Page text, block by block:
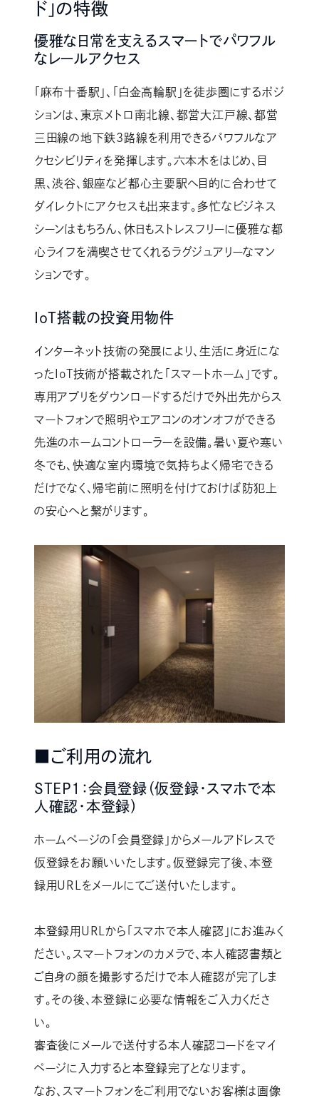
ド」の特徴
優雅な日常を支えるスマートでパワフル
なレールアクセス
「麻布十番駅」、「白金高輪駅」を徒歩圏にするポジ
ションは、東京メトロ南北線、都営大江戸線、都営
三田線の地下鉄3路線を利用できるパワフルなア
クセシビリティを発揮します。六本木をはじめ、目
黒、渋谷、銀座など都心主要駅へ目的に合わせて
ダイレクトにアクセスも出来ます。多忙なビジネス
シーンはもちろん、休日もストレスフリーに優雅な都
心ライフを満喫させてくれるラグジュアリーなマン
ションです。
IoT搭載の投資用物件
インターネット技術の発展により、生活に身近にな
ったIoT技術が搭載された「スマートホーム」です。
専用アプリをダウンロードするだけで外出先からス
マートフォンで照明やエアコンのオンオフができる
先進のホームコントローラーを設備。暑い夏や寒い
冬でも、快適な室内環境で気持ちよく帰宅できる
だけでなく、帰宅前に照明を付けておけば防犯上
の安心へと繋がります。
■ご利用の流れ
STEP1：会員登録（仮登録・スマホで本
人確認・本登録）
ホームページの「会員登録」からメールアドレスで
仮登録をお願いいたします。仮登録完了後、本登
録用URLをメールにてご送付いたします。
本登録用URLから「スマホで本人確認」にお進みく
ださい。スマートフォンのカメラで、本人確認書類と
ご自身の顔を撮影するだけで本人確認が完了しま
す。その後、本登録に必要な情報をご入力くださ
い。
審査後にメールで送付する本人確認コードをマイ
ページに入力すると本登録完了となります。
なお、スマートフォンをご利用でないお客様は画像